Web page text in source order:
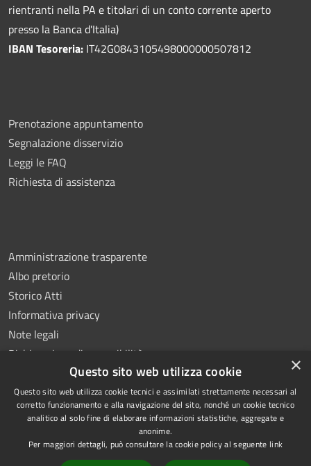
rientranti nella PA e titolari di un conto corrente aperto
presso la Banca d'Italia)
IBAN Tesoreria: IT42G0843105498000000507812
Prenotazione appuntamento
Segnalazione disservizio
Leggi le FAQ
Richiesta di assistenza
Amministrazione trasparente
Albo pretorio
Storico Atti
Informativa privacy
Note legali
Dichiarazione di accessibilità
RSS
Accessibilità
Copyright © 2026 • Comune di
Montoro • Powered by
Municipium•Accesso
×
Questo sito web utilizza cookie
Questo sito web utilizza cookie tecnici e assimilati strettamente necessari al
corretto funzionamento e alla navigazione del sito, nonché un cookie tecnico
analitico al solo fine di elaborare informazioni statistiche, aggregate e
anonime.
Per maggiori dettagli, può consultare la cookie policy al seguente link